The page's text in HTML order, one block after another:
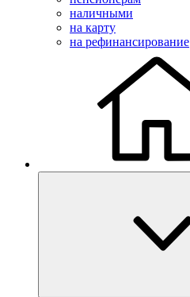
наличными
на карту
на рефинансирование